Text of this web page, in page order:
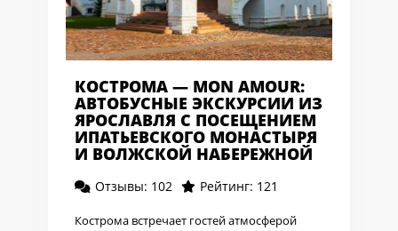
КОСТРОМА — MON AMOUR:
АВТОБУСНЫЕ ЭКСКУРСИИ ИЗ
ЯРОСЛАВЛЯ С ПОСЕЩЕНИЕМ
ИПАТЬЕВСКОГО МОНАСТЫРЯ
И ВОЛЖСКОЙ НАБЕРЕЖНОЙ
Отзывы: 102 Рейтинг: 121
Кострома встречает гостей атмосферой